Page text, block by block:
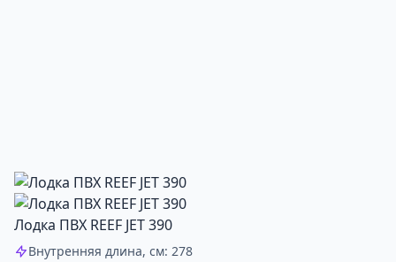
Лодка ПВХ REEF JET 390
Внутренняя длина, см: 278